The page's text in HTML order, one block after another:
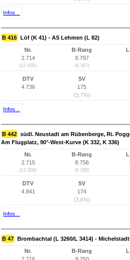
Infos...
B 416 Löf (K 41) - AS Lehmen (L 82)
Nr.
2.714
(12.930)
B-Rang
8.797
(6.397)
DTV
4.736
SV
175
(3,7%)
Infos...
B 442 südl. Neustadt am Rübenberge, Ri.
Am Flugplatz, 90°-West-Kurve (K 332, K 336)
Nr.
2.715
(13.308)
B-Rang
8.756
(6.356)
DTV
4.841
SV
174
(3,6%)
Infos...
B 47 Brombachtal (L 3260/L 3414) -
Nr.
B-Rang